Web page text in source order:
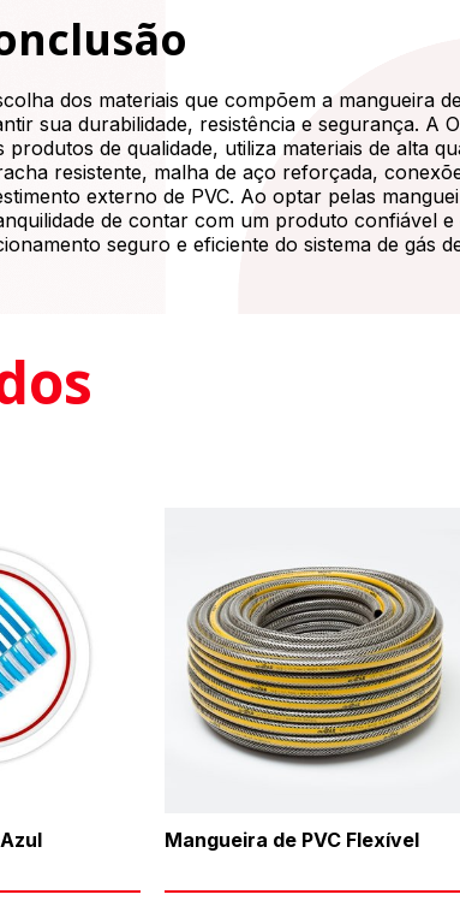
dos materiais que compõem a mangueira
sua durabilidade, resistência e segurança. A
produtos de qualidade, utiliza materiais de alta
resistente, malha de aço reforçada,
externo de PVC. Ao optar pelas
de contar com um produto confiável
seguro e eficiente do sistema de gás
Mangueira de PVC Flexível